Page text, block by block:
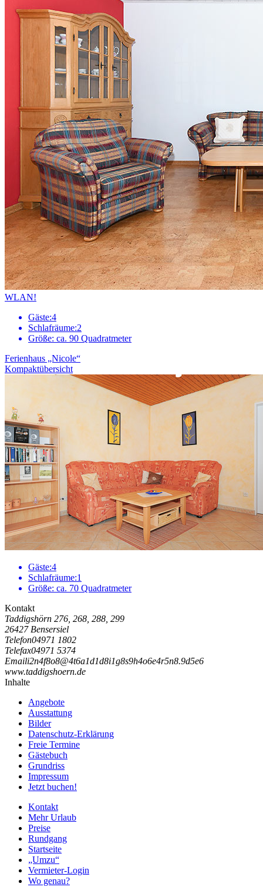
WLAN!
Gäste:4
Schlafräume:2
Größe: ca. 90 Quadratmeter
Ferienhaus „Nicole“
Kompaktübersicht
Gäste:4
Schlafräume:1
Größe: ca. 70 Quadratmeter
Kontakt
Taddigshörn 276, 268, 288, 299
26427 Bensersiel
Telefon04971 1802
Telefax04971 5374
Emaili2n4f8o8@4t6a1d1d8i1g8s9h4o6e4r5n8.9d5e6
www.taddigshoern.de
Inhalte
Angebote
Ausstattung
Bilder
Datenschutz-Erklärung
Freie Termine
Gästebuch
Grundriss
Impressum
Jetzt buchen!
Kontakt
Mehr Urlaub
Preise
Rundgang
Startseite
„Umzu“
Vermieter-Login
Wo genau?